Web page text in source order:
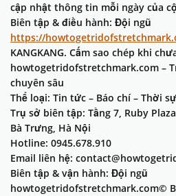
cập nhật thông tin mỗi ngày của
Biên tập & điều hành: Đội ngũ
https://
KANGKANG. Cấm sao chép khi
howtogetridofstretchmark.com –
chuyên sâu
Thể loại: Tin tức – Báo chí – Thời
Trụ sở biên tập: Tầng 7, Ruby
Bà Trưng, Hà Nội
Hotline: 0945.678.910
Email liên hệ:
Biên tập & vận hành: Đội ngũ
howtogetridofstretchmark.com©